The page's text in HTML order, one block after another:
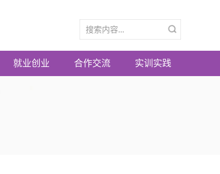
就业创业 合作交流 实训实践